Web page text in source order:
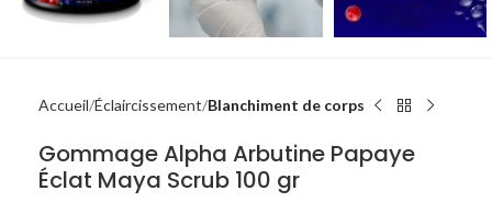
Accueil Éclaircissement Blanchiment de corps
Gommage Alpha Arbutine Papaye
Éclat Maya Scrub 100 gr